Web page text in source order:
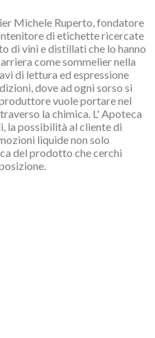
Michele Ruperto, fondatore
di etichette ricercate
di vini e distillati che lo hanno
come sommelier nella
di lettura ed espressione
dove ad ogni sorso si
vuole portare nel
la chimica. L' Apoteca
la possibilità al cliente di
liquide non solo
del prodotto che cerchi